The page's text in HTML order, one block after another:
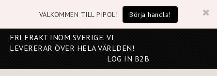
VÄLKOMMEN TILL PIPOL! Börja handla!
FRI FRAKT INOM SVERIGE. VI
LEVERERAR ÖVER HELA VÄRLDEN!
LOG IN B2B